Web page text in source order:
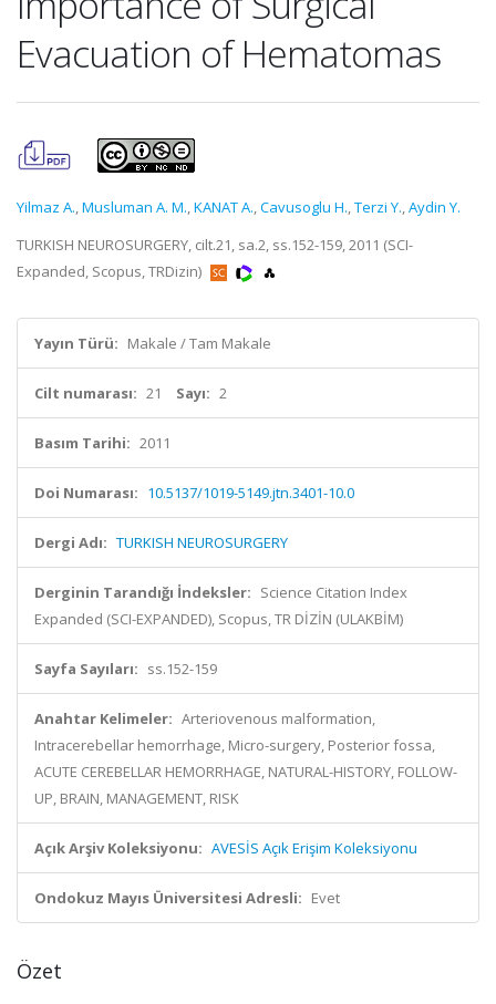
Evacuation of Hematomas
Yilmaz A.,Musluman A. M.,KANAT A.,Cavusoglu H.,Terzi Y.,Aydin Y.
TURKISH NEUROSURGERY, cilt.21, sa.2, ss.152-159, 2011 (SCI-
Expanded, Scopus, TRDizin)
Yayın Türü: Makale / Tam Makale
Cilt numarası: 21 Sayı: 2
Basım Tarihi: 2011
Doi Numarası: 10.5137/1019-5149.jtn.3401-10.0
Dergi Adı: TURKISH NEUROSURGERY
Derginin Tarandığı İndeksler: Science Citation Index
Expanded (SCI-EXPANDED), Scopus, TR DİZİN (ULAKBİM)
Sayfa Sayıları: ss.152-159
Anahtar Kelimeler: Arteriovenous malformation,
Intracerebellar hemorrhage, Micro-surgery, Posterior fossa,
ACUTE CEREBELLAR HEMORRHAGE, NATURAL-HISTORY, FOLLOW-
UP, BRAIN, MANAGEMENT, RISK
Açık Arşiv Koleksiyonu: AVESİS Açık Erişim Koleksiyonu
Ondokuz Mayıs Üniversitesi Adresli: Evet
Özet